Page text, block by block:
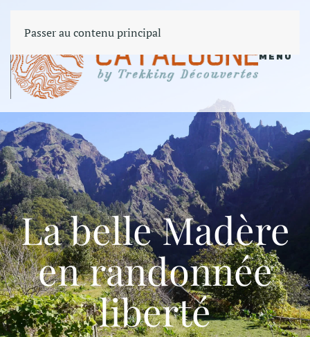
Passer au contenu principal
MENU
La belle Madère
en randonnée
liberté